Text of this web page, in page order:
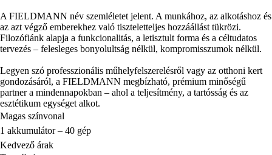
A FIELDMANN név szemléletet jelent. A munkához, az alkotáshoz és
az azt végző emberekhez való tiszteletteljes hozzáállást tükrözi.
Filozófiánk alapja a funkcionalitás, a letisztult forma és a céltudatos
tervezés – felesleges bonyolultság nélkül, kompromisszumok nélkül.
Legyen szó professzionális műhelyfelszerelésről vagy az otthoni kert
gondozásáról, a FIELDMANN megbízható, prémium minőségű
partner a mindennapokban – ahol a teljesítmény, a tartósság és az
esztétikum egységet alkot.
Magas színvonal
1 akkumulátor – 40 gép
Kedvező árak